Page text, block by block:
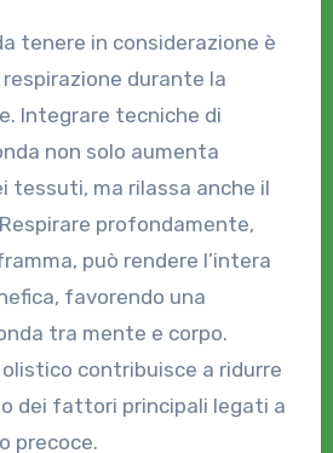
tenere in considerazione è
durante la
Integrare tecniche di
non solo aumenta
tessuti, ma rilassa anche il
profondamente,
può rendere l’intera
favorendo una
tra mente e corpo.
contribuisce a ridurre
dei fattori principali legati a
precoce.